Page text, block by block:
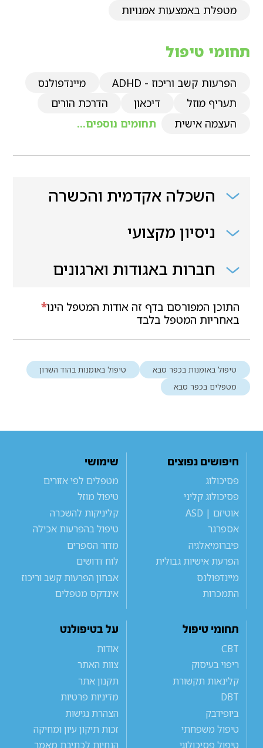
מטפלת באמצעות אמנויות
תחומי טיפול
הפרעות קשב וריכוז - ADHD
מיינדפולנס
תעריף מוזל
דיכאון
הדרכת הורים
העצמה אישית
תחומים נוספים...
השכלה אקדמית והכשרה
ניסיון מקצועי
חברות באגודות וארגונים
*התוכן המפורסם בדף זה אודות המטפל הינו
באחריות המטפל בלבד
טיפול באומנות בכפר סבא
טיפול באומנות בהוד השרון
מטפלים בכפר סבא
חיפושים נפוצים
פסיכולוג
פסיכולוג קליני
אוטיזם | ASD
אספרגר
פיברומיאלגיה
הפרעת אישיות גבולית
מיינדפולנס
התמכרות
שימושי
מטפלים לפי אזורים
טיפול מוזל
קליניקות להשכרה
טיפול בהפרעות אכילה
מדור הספרים
לוח דרושים
אבחון הפרעות קשב וריכוז
אינדקס מטפלים
תחומי טיפול
CBT
ריפוי בעיסוק
קלינאות תקשורת
DBT
ביופידבק
טיפול משפחתי
טיפול פסיכולוגי
על בטיפולנט
אודות
צוות האתר
תקנון אתר
מדיניות פרטיות
הצהרת נגישות
זכות תיקון עיון ומחיקה
הנחיות לכתיבת מאמר